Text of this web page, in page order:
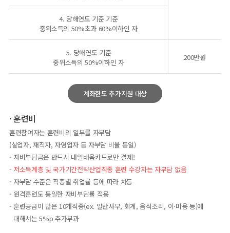
4. 당해연도 기준 기준
중위소득의 50%초과 60%이하인 자
5. 당해연도 기준
중위소득의 50%이하인 자
200만원
계좌한도 추가지원 대상
훈련비
훈련참여자는 훈련비의 일부를 자부담
(실업자, 재직자, 자영업자 등 자부담 비율 동일)
자비부담금은 반드시 내일배움카드로만 결제!
저소득계층 및 국가기간전략산업직종 훈련 수강자는 자부담 없음
자부담 수준은 직종별 취업률 등에 따라 차등
원격훈련도 동일한 자비부담률 적용
훈련공급이 많은 10개직종(ex. 일반사무, 회계, 음식조리, 이·미용 등)에
대해서는 5%p 추가부과